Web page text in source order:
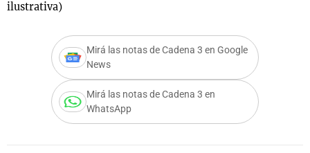
ilustrativa)
Mirá las notas de Cadena 3 en Google
News
Mirá las notas de Cadena 3 en
WhatsApp